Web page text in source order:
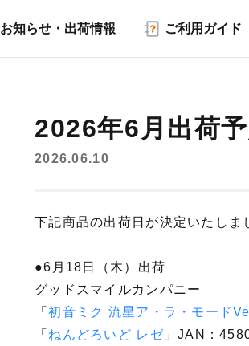
お知らせ・出荷情報 ご利用ガイド
2026年6月出荷
2026.06.10
下記商品の出荷日が決定いたしま
●6月18日（木）出荷
グッドスマイルカンパニー
「初音ミク 流星ア・ラ・モード
「 ねんどろいど レゼ」JAN：